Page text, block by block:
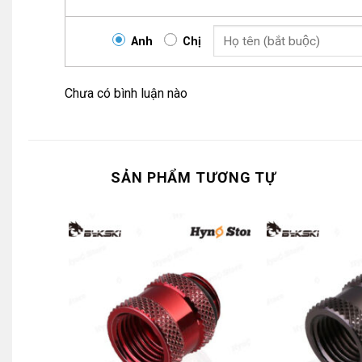
Anh Chị
Chưa có bình luận nào
SẢN PHẨM TƯƠNG TỰ